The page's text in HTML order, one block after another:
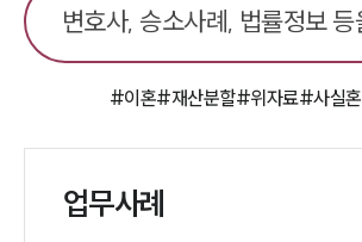
#이혼#재산분할#위자료#사실혼
업무사례